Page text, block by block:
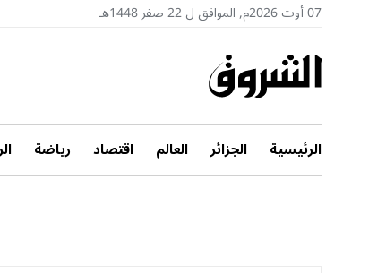
07 أوت 2026م, الموافق ل 22 صفر 1448هـ
الرئيسية الجزائر العالم اقتصاد رياضة